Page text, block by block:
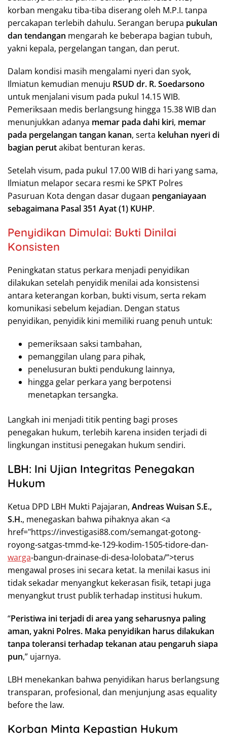
korban mengaku tiba-tiba diserang oleh M.P.I. tanpa
percakapan terlebih dahulu. Serangan berupa pukulan
dan tendangan mengarah ke beberapa bagian tubuh,
yakni kepala, pergelangan tangan, dan perut.
Dalam kondisi masih mengalami nyeri dan syok,
Ilmiatun kemudian menuju RSUD dr. R. Soedarsono
untuk menjalani visum pada pukul 14.15 WIB.
Pemeriksaan medis berlangsung hingga 15.38 WIB dan
menunjukkan adanya memar pada dahi kiri, memar
pada pergelangan tangan kanan, serta keluhan nyeri di
bagian perutakibat benturan keras.
Setelah visum, pada pukul 17.00 WIB di hari yang sama,
Ilmiatun melapor secara resmi ke SPKT Polres
Pasuruan Kota dengan dasar dugaan penganiayaan
sebagaimana Pasal 351 Ayat (1) KUHP.
Penyidikan Dimulai: Bukti Dinilai
Konsisten
Peningkatan status perkara menjadi penyidikan
dilakukan setelah penyidik menilai ada konsistensi
antara keterangan korban, bukti visum, serta rekam
komunikasi sebelum kejadian. Dengan status
penyidikan, penyidik kini memiliki ruang penuh untuk:
pemeriksaan saksi tambahan,
pemanggilan ulang para pihak,
penelusuran bukti pendukung lainnya,
hingga gelar perkara yang berpotensi
menetapkan tersangka.
Langkah ini menjadi titik penting bagi proses
penegakan hukum, terlebih karena insiden terjadi di
lingkungan institusi penegakan hukum sendiri.
LBH: Ini Ujian Integritas Penegakan
Hukum
Ketua DPD LBH Mukti Pajajaran, Andreas Wuisan S.E.,
S.H., menegaskan bahwa pihaknya akan <a
href="https://investigasi88.com/semangat-gotong-
royong-satgas-tmmd-ke-129-kodim-1505-tidore-dan-
warga-bangun-drainase-di-desa-lolobata/”>terus
mengawal proses ini secara ketat. Ia menilai kasus ini
tidak sekadar menyangkut kekerasan fisik, tetapi juga
menyangkut trust publik terhadap institusi hukum.
“Peristiwa ini terjadi di area yang seharusnya paling
aman, yakni Polres. Maka penyidikan harus dilakukan
tanpa toleransi terhadap tekanan atau pengaruh siapa
pun,” ujarnya.
LBH menekankan bahwa penyidikan harus berlangsung
transparan, profesional, dan menjunjung asas equality
before the law.
Korban Minta Kepastian Hukum